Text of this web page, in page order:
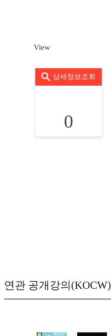
View
상세정보조회
0
연관 공개강의(KOCW)